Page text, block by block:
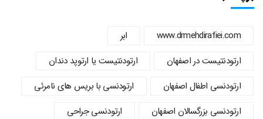
www.drmehdirafiei.com
ابر
ارتودنتیست در اصفهان
ارتودنتیست یا ارتوپد دندان
ارتودنسي اطفال اصفهان
ارتودنسی با بریس های نامرئی
ارتودنسی بزرگسالان اصفهان
ارتودنسی جراحی